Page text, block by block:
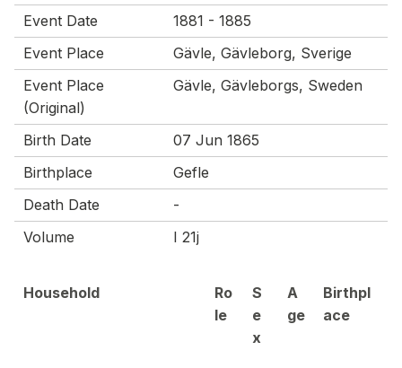
Event Date
1881 - 1885
Event Place
Gävle, Gävleborg, Sverige
Event Place
(Original)
Gävle, Gävleborgs, Sweden
Birth Date
07 Jun 1865
Birthplace
Gefle
Death Date
-
Volume
I 21j
Household
Ro
le
S
e
x
A
ge
Birthpl
ace